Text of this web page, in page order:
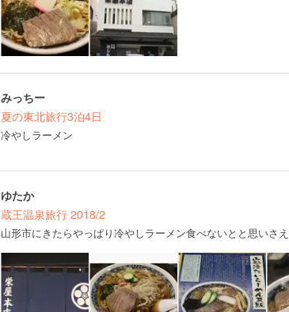
みっちー
夏の東北旅行3泊4日
冷やしラーメン
ゆたか
蔵王温泉旅行 2018/2
山形市にきたらやっぱり冷やしラーメン食べないとと思いさえ